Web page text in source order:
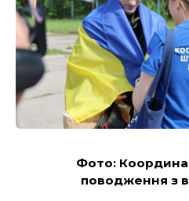
Фото:
поводження з